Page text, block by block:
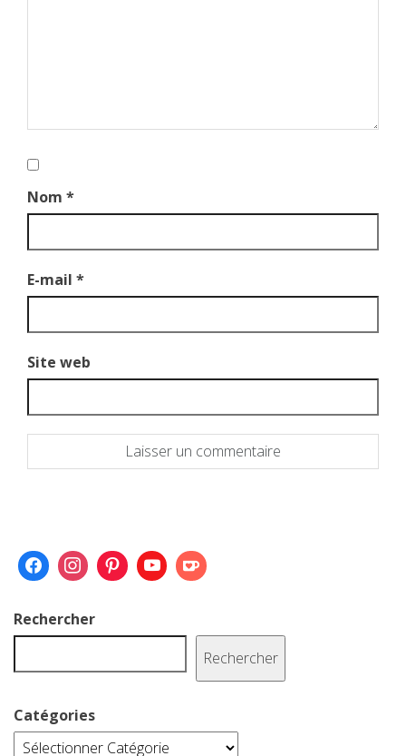
Nom *
E-mail *
Site web
Rechercher
Rechercher
Catégories